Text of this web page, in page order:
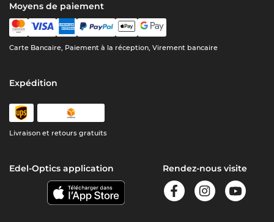
Moyens de paiement
Carte Bancaire, Paiement à la réception, Virement bancaire
Expédition
Livraison et retours gratuits
Edel-Optics application Rendez-nous visite